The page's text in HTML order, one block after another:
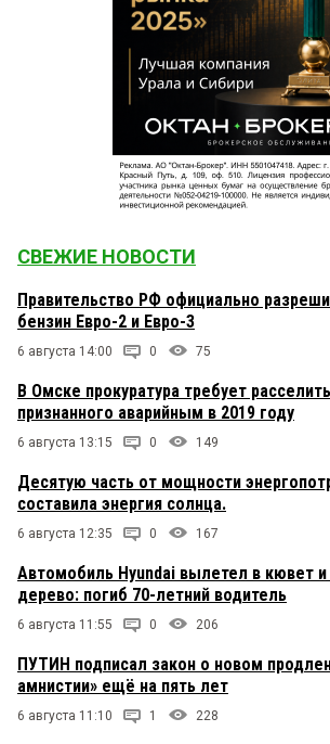
СВЕЖИЕ НОВОСТИ
Правительство РФ официально
бензин Евро-2 и Евро-3
6 августа 14:00 0 75
В Омске прокуратура требует
признанного аварийным в 2019 году
6 августа 13:15 0 149
Десятую часть от мощности
составила энергия солнца.
6 августа 12:35 0 167
Автомобиль Hyundai вылетел в кювет и
дерево: погиб 70-летний водитель
6 августа 11:55 0 206
ПУТИН подписал закон о новом
амнистии» ещё на пять лет
6 августа 11:10 1 228